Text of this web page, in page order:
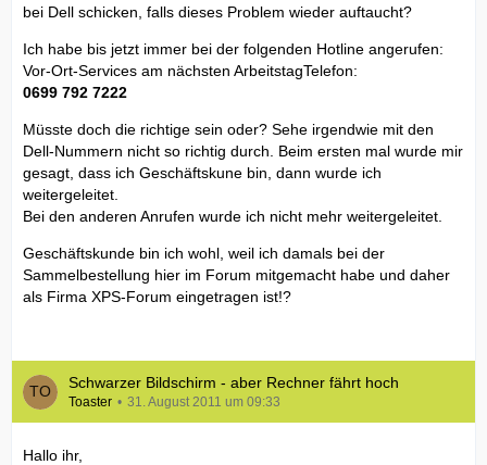
bei Dell schicken, falls dieses Problem wieder auftaucht?
Ich habe bis jetzt immer bei der folgenden Hotline angerufen:
Vor-Ort-Services am nächsten ArbeitstagTelefon:
0699 792 7222
Müsste doch die richtige sein oder? Sehe irgendwie mit den
Dell-Nummern nicht so richtig durch. Beim ersten mal wurde mir
gesagt, dass ich Geschäftskune bin, dann wurde ich
weitergeleitet.
Bei den anderen Anrufen wurde ich nicht mehr weitergeleitet.
Geschäftskunde bin ich wohl, weil ich damals bei der
Sammelbestellung hier im Forum mitgemacht habe und daher
als Firma XPS-Forum eingetragen ist!?
Schwarzer Bildschirm - aber Rechner fährt hoch
Toaster 31. August 2011 um 09:33
Hallo ihr,